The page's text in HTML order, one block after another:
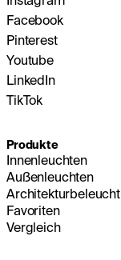
Facebook
Pinterest
Youtube
LinkedIn
TikTok
Produkte
Innenleuchten
Außenleuchten
Favoriten
Vergleich